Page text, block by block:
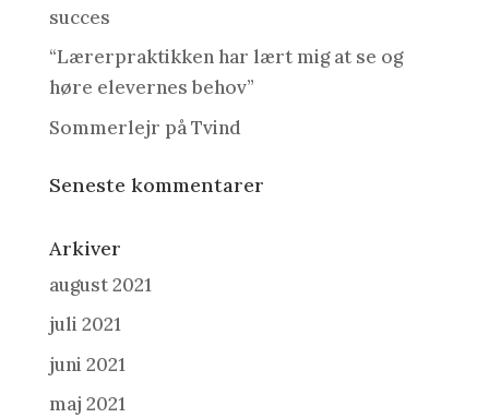
succes
“Lærerpraktikken har lært mig at se og
høre elevernes behov”
Sommerlejr på Tvind
Seneste kommentarer
Arkiver
august 2021
juli 2021
juni 2021
maj 2021